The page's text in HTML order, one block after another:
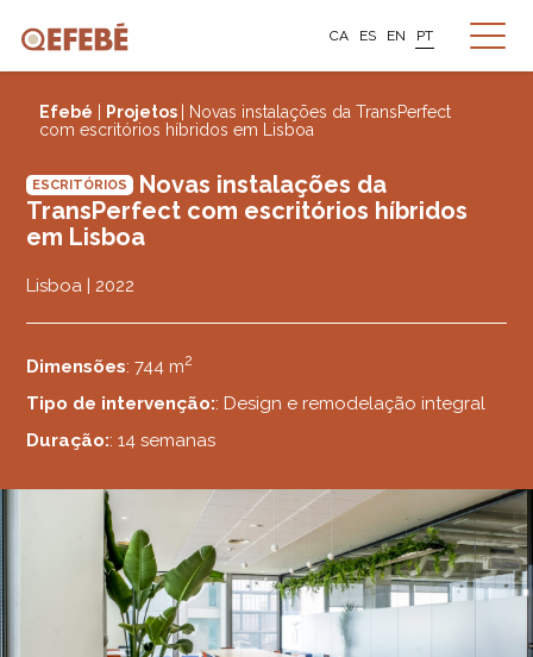
CA ES EN PT
Efebé Projetos
| Novas instalações da TransPerfect
com escritórios híbridos em Lisboa
ESCRITÓRIOS
Novas instalações da
TransPerfect com escritórios híbridos
em Lisboa
Lisboa | 2022
Dimensões: 744 m2
Tipo de intervenção:: Design e remodelação integral
Duração:: 14 semanas